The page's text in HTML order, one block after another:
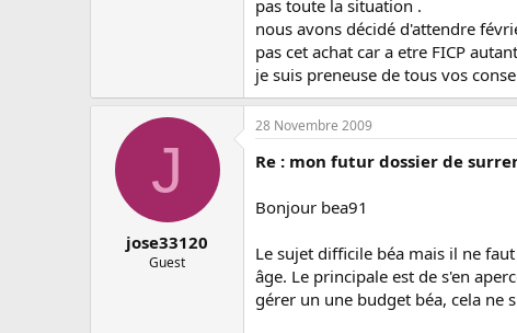
pas toute la situation .
nous avons décidé d'attendre
pas cet achat car a etre FICP
je suis preneuse de tous vos
J
jose33120
Guest
28 Novembre 2009
Re : mon futur dossier de
Bonjour bea91
Le sujet difficile béa mais il ne
âge. Le principale est de s'en
gérer un une budget béa, cela ne